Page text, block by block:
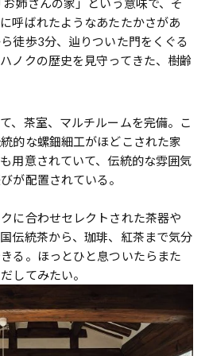
お姉さんの家」という意味で、そ
呼ばれたようなあたたかさがあ
徒歩3分、辿りついた門をくぐる
ノクの歴史を見守ってきた、樹齢
、茶室、マルチルームを完備。こ
的な螺鈿細工がほどこされた家
用意されていて、伝統的な雰囲気
が配置されている。
に合わせセレクトされた茶器や
伝統茶から、珈琲、紅茶まで気分
る。ほっとひと息ついたらまた
してみたい。